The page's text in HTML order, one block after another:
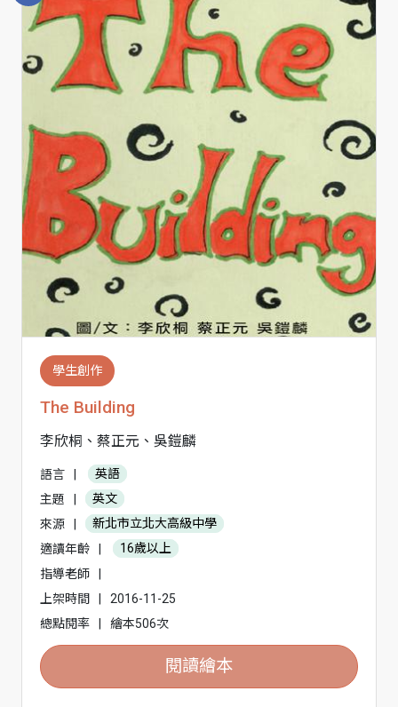
學生創作
The Building
李欣桐、蔡正元、吳鎧麟
語言 |
英語
主題
|
英文
來源
|
新北市立北大高級中學
適讀年齡
|
16歲以上
指導老師
|
上架時間
|
2016-11-25
總點閱率
| 繪本506次
閱讀繪本